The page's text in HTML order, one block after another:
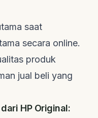
saat
secara online.
produk
jual beli yang
HP Original: